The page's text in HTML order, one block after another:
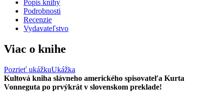
Popis knihy
Podrobnosti
Recenzie
Vydavateľstvo
Viac o knihe
Pozrieť ukážkuUkážka
Kultová kniha slávneho amerického spisovateľa Kurta
Vonneguta po prvýkrát v slovenskom preklade!